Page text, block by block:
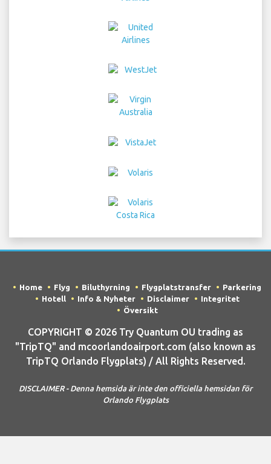
Home Flyg Biluthyrning Flygplatstransfer
Parkering
Hotell
Info & Nyheter Disclaimer
Integritet
Översikt
COPYRIGHT © 2026 Try Quantum OU trading as
"TripTQ" and mcoorlandoairport.com (also known as
TripTQ Orlando Flygplats) / All Rights Reserved.
DISCLAIMER - Denna hemsida är inte den officiella hemsidan för
Orlando Flygplats